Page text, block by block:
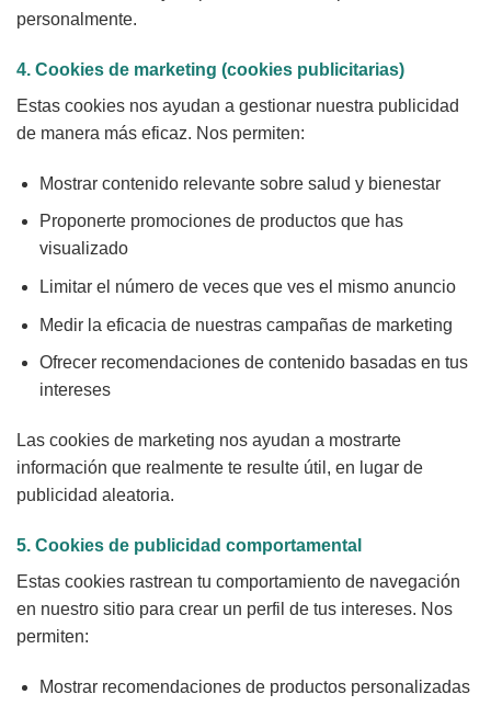
personalmente.
4. Cookies de marketing (cookies publicitarias)
Estas cookies nos ayudan a gestionar nuestra publicidad
de manera más eficaz. Nos permiten:
Mostrar contenido relevante sobre salud y bienestar
Proponerte promociones de productos que has
visualizado
Limitar el número de veces que ves el mismo anuncio
Medir la eficacia de nuestras campañas de marketing
Ofrecer recomendaciones de contenido basadas en tus
intereses
Las cookies de marketing nos ayudan a mostrarte
información que realmente te resulte útil, en lugar de
publicidad aleatoria.
5. Cookies de publicidad comportamental
Estas cookies rastrean tu comportamiento de navegación
en nuestro sitio para crear un perfil de tus intereses. Nos
permiten:
Mostrar recomendaciones de productos personalizadas